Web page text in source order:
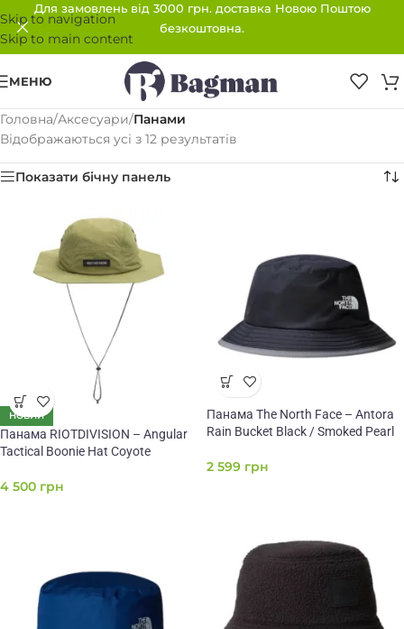
Skip to navigation
Skip to main content
Для замовлень від 3000 грн. доставка Новою Поштою
безкоштовна.
МЕНЮ
Головна/Аксесуари/Панами
Відображаються усі з 12 результатів
Показати бічну панель
НОВИЙ
Панама RIOTDIVISION – Angular
Tactical Boonie Hat Coyote
4 500 грн
Панама The North Face – Antora
Rain Bucket Black / Smoked Pearl
2 599 грн